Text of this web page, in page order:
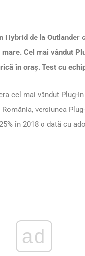
de la Outlander
Cel mai vândut
în oraș. Test cu
cel mai vândut Plug-
versiunea
în 2018 o dată cu
ad